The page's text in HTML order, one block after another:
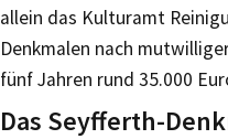
allein das Kulturamt
Denkmalen nach
fünf Jahren rund 35.000
Das Seyfferth-